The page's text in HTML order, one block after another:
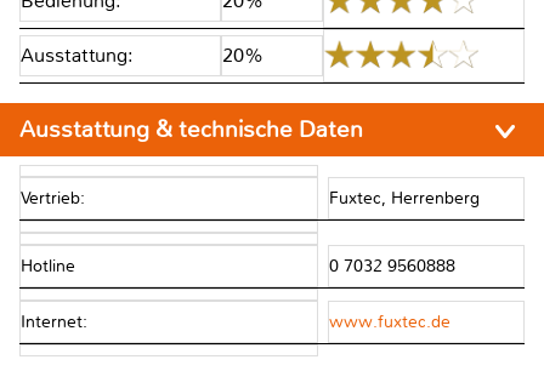
Ausstattung: 20%
Ausstattung & technische Daten
Vertrieb: Fuxtec, Herrenberg
Hotline 0 7032 9560888
Internet: www.fuxtec.de